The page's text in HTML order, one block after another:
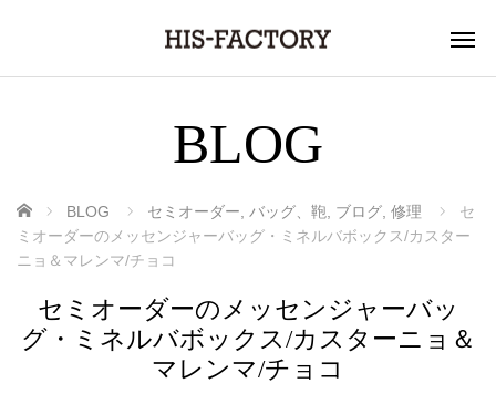
BLOG
ホーム BLOG セミオーダー バッグ、鞄 ブログ 修理
セ
ミオーダーのメッセンジャーバッグ・ミネルバボックス/カスター
ニョ＆マレンマ/チョコ
セミオーダーのメッセンジャーバッ
グ・ミネルバボックス/カスターニョ＆
マレンマ/チョコ